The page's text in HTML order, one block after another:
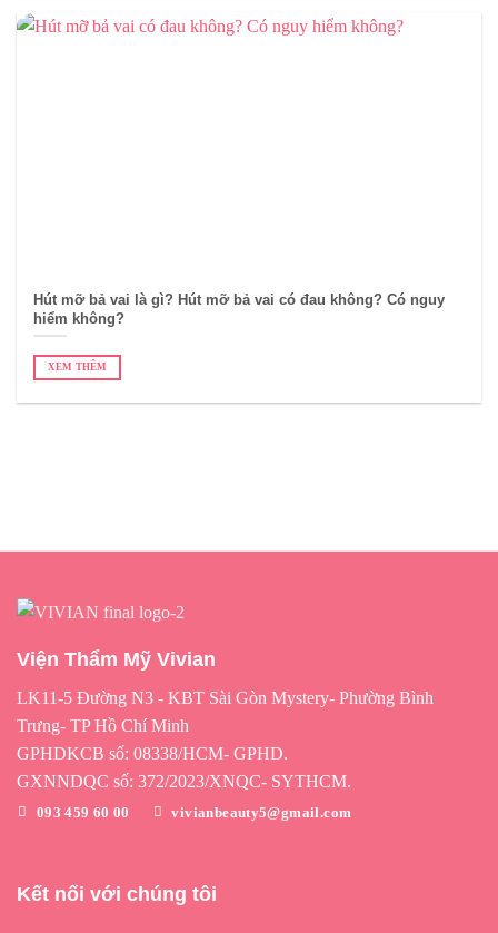
Hút mỡ bả vai là gì? Hút mỡ bả vai có đau không? Có nguy
hiểm không?
XEM THÊM
Viện Thẩm Mỹ Vivian
LK11-5 Đường N3 - KBT Sài Gòn Mystery- Phường Bình
Trưng- TP Hồ Chí Minh
GPHDKCB số: 08338/HCM- GPHD.
GXNNDQC số: 372/2023/XNQC- SYTHCM.
093 459 60 00 vivianbeauty5@gmail.com
Kết nối với chúng tôi